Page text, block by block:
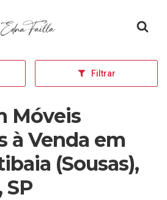
Página inicial
Filtrar
Móveis
à Venda em
(Sousas),
SP